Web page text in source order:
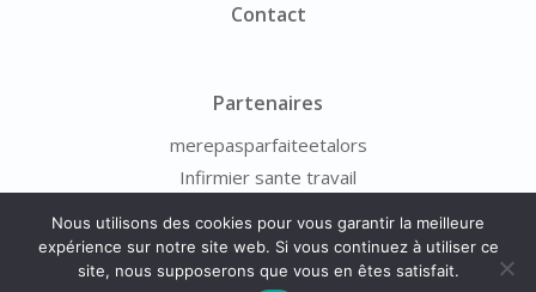
Contact
Partenaires
merepasparfaiteetalors
Infirmier sante travail
© 2026 - Photo-Scope.fr -Mentions Légales -À Propos- Contact
Nous utilisons des cookies pour vous garantir la meilleure
expérience sur notre site web. Si vous continuez à utiliser ce
site, nous supposerons que vous en êtes satisfait.